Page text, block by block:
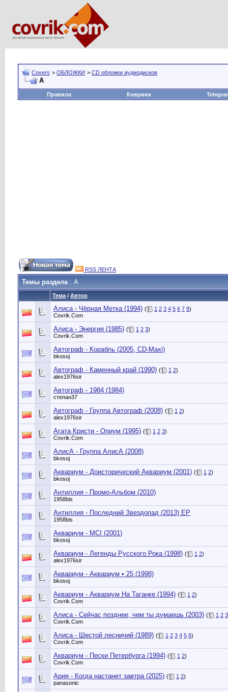
Covers > ОБЛОЖКИ > CD обложки аудиодисков
А
Правила Коврики
RSS ЛЕНТА
Темы раздела: А
Тема / Автор
Алиса - Чёрная Метка (1994) ( 1 2 3 4 5 6 7 8)
Сovrik.Com
Алиса - Энергия (1985) ( 1 2 3)
Сovrik.Com
Автограф - Корабль (2005, CD-Maxi)
bkosoj
Автограф - Каменный край (1990) ( 1 2)
alex1976sir
Автограф - 1984 (1984)
степан37
Автограф - Группа Автограф (2008) ( 1 2)
alex1976sir
Агата Кристи - Опиум (1995) ( 1 2 3)
Сovrik.Com
АлисА - Группа АлисА (2008)
bkosoj
Аквариум - Доисторический Аквариум (2001) ( 1 2)
bkosoj
Антиллия - Промо-Альбом (2010)
1958bis
Антиллия - Последний Звездопад (2013) EP
1958bis
Аквариум - MCI (2001)
bkosoj
Аквариум ‎- Легенды Русского Рока (1998) ( 1 2)
alex1976sir
Аквариум - Аквариум • 25 (1998)
bkosoj
Аквариум - Аквариyм На Таганке (1994) ( 1 2)
Сovrik.Com
Алиса - Сейчас позднее, чем ты думаешь (2003) ( 1 2 3
Сovrik.Com
Алиса - Шестой лесничий (1989) ( 1 2 3 4 5 6)
Сovrik.Com
Аквариум - Пески Петербурга (1994) ( 1 2)
Сovrik.Com
Ария - Когда настанет завтра (2025) ( 1 2)
panasonic